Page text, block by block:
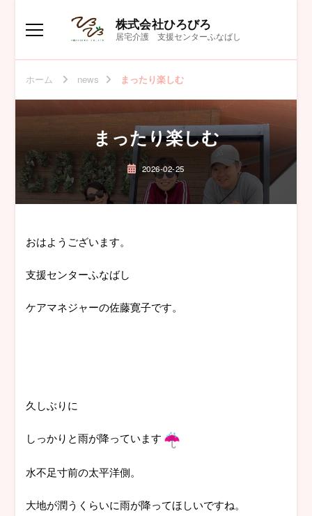
株式会社ひろびろ
居宅介護 支援センターふなばし
ホーム news まったり楽しむ
まったり楽しむ
2026-02-25
おはようございます。
支援センターふなばし
ケアマネジャーの佐藤寛子です。
久しぶりに
しっかりと雨が降っています
水不足寸前の太平洋側。
大地が潤うくらいに雨が降ってほしいですね。